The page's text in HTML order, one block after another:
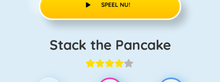
SPEEL NU!
Stack the Pancake